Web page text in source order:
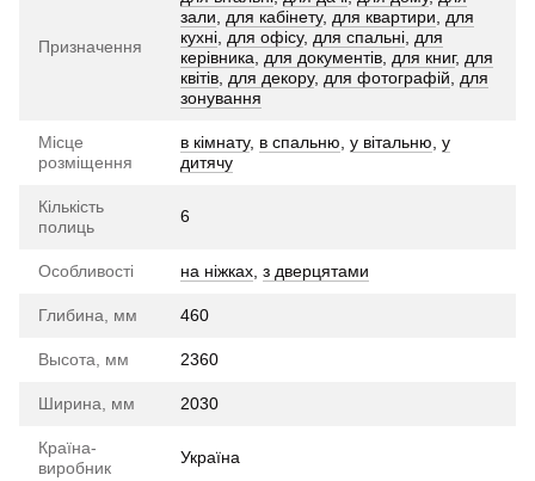
Призначення
зали
для кабінету, для квартири
для
кухні для офісу, для спальні для
керівника
для документів для книг, для
квітів для декору, для фотографій
для
зонування
Місце
розміщення
в кімнату, в спальню у вітальню у
дитячу
Кількість
полиць
6
Особливості на ніжках з дверцятами
Глибина, мм 460
Высота, мм 2360
Ширина, мм 2030
Країна-
виробник
Україна